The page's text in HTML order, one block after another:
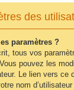
des
paramètres ?
tous vos
pouvez les
Le lien vers ce
nom